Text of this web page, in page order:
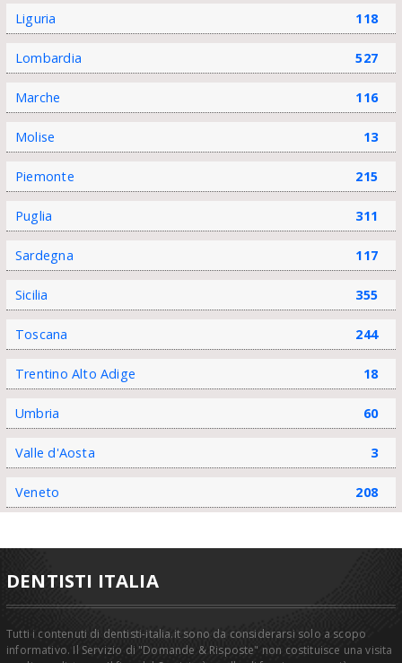
Liguria 118
Lombardia 527
Marche 116
Molise 13
Piemonte 215
Puglia 311
Sardegna 117
Sicilia 355
Toscana 244
Trentino Alto Adige 18
Umbria 60
Valle d'Aosta 3
Veneto 208
DENTISTI ITALIA
Tutti i contenuti di dentisti-italia.it sono da considerarsi solo a scopo
informativo. Il Servizio di "Domande & Risposte" non costituisce una visita